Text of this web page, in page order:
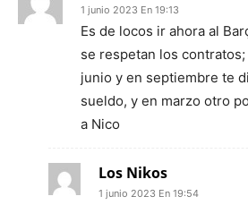
1 junio 2023 En 19:13
Es de locos ir ahora al
se respetan los
junio y en septiembre te
sueldo, y en marzo otro
a Nico
Los Nikos
1 junio 2023 En 19:54